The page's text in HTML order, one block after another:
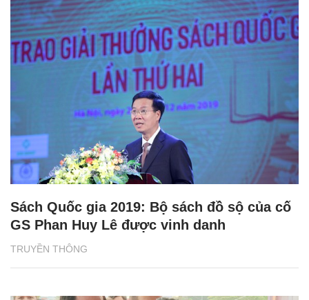
TRUYỀN THÔNG
Sách Quốc gia 2019: Bộ sách đồ sộ của cố
GS Phan Huy Lê được vinh danh